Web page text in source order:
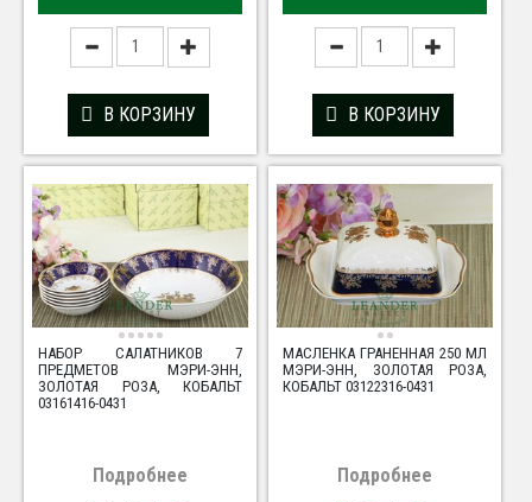
В КОРЗИНУ В КОРЗИНУ
НАБОР САЛАТНИКОВ 7
ПРЕДМЕТОВ МЭРИ-ЭНН,
ЗОЛОТАЯ РОЗА, КОБАЛЬТ
03161416-0431
Подробнее
МАСЛЕНКА ГРАНЕННАЯ 250 МЛ
МЭРИ-ЭНН, ЗОЛОТАЯ РОЗА,
КОБАЛЬТ 03122316-0431
Подробнее